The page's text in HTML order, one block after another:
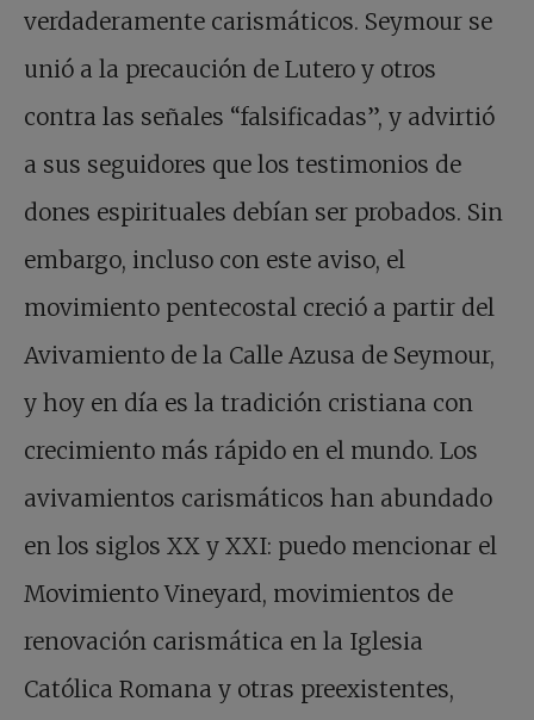
verdaderamente carismáticos. Seymour se
unió a la precaución de Lutero y otros
contra las señales “falsificadas”, y advirtió
a sus seguidores que los testimonios de
dones espirituales debían ser probados. Sin
embargo, incluso con este aviso, el
movimiento pentecostal creció a partir del
Avivamiento de la Calle Azusa de Seymour,
y hoy en día es la tradición cristiana con
crecimiento más rápido en el mundo. Los
avivamientos carismáticos han abundado
en los siglos XX y XXI: puedo mencionar el
Movimiento Vineyard, movimientos de
renovación carismática en la Iglesia
Católica Romana y otras preexistentes,